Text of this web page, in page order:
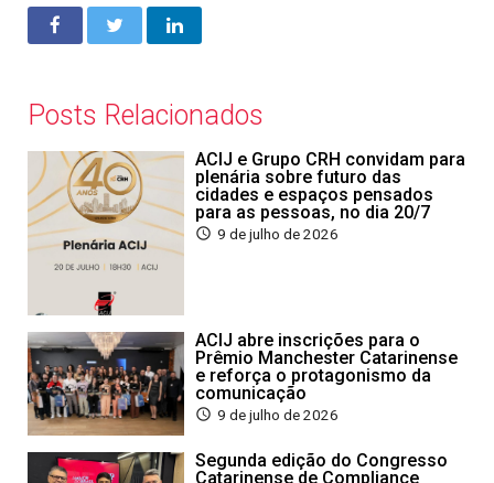
Posts Relacionados
ACIJ e Grupo CRH convidam para
plenária sobre futuro das
cidades e espaços pensados
para as pessoas, no dia 20/7
9 de julho de 2026
ACIJ abre inscrições para o
Prêmio Manchester Catarinense
e reforça o protagonismo da
comunicação
9 de julho de 2026
Segunda edição do Congresso
Catarinense de Compliance